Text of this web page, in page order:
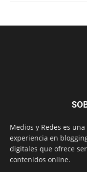
Medios y Redes es
experiencia en
digitales que ofrece
contenidos online.